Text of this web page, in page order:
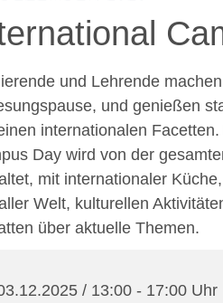
und Lehrende
und genießen
internationalen Facetten.
Day wird von der
mit internationaler
Welt, kulturellen
über aktuelle Themen.
/ 13:00 - 17:00 Uhr